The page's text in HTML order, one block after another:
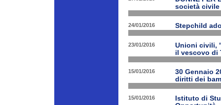
società
24/01/2016 Stepchild
23/01/2016
Unioni civili,
il vescovo di
15/01/2016
30 Gennaio
diritti dei
15/01/2016
Istituto di